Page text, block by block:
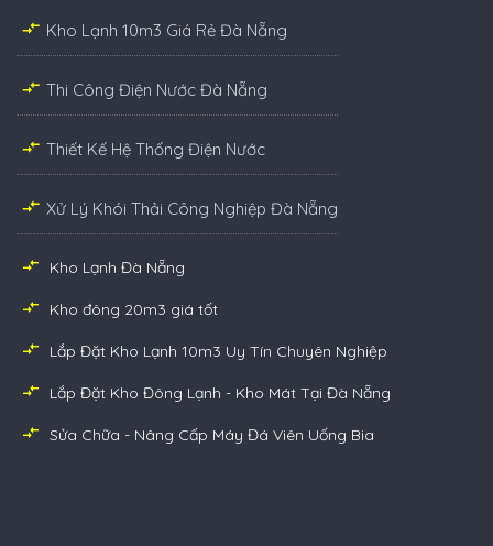
Kho Lạnh 10m3 Giá Rẻ Đà Nẵng
Thi Công Điện Nước Đà Nẵng
Thiết Kế Hệ Thống Điện Nước
Xử Lý Khói Thải Công Nghiệp Đà Nẵng
Kho Lạnh Đà Nẵng
Kho đông 20m3 giá tốt
Lắp Đặt Kho Lạnh 10m3 Uy Tín Chuyên Nghiệp
Lắp Đặt Kho Đông Lạnh - Kho Mát Tại Đà Nẵng
Sửa Chữa - Nâng Cấp Máy Đá Viên Uống Bia